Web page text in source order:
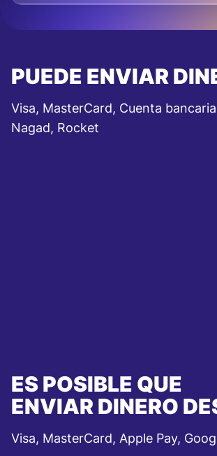
PUEDE ENVIAR
Visa, MasterCard, Cuenta
Nagad, Rocket
ES POSIBLE QUE
ENVIAR DINERO
Visa, MasterCard, Apple Pay,